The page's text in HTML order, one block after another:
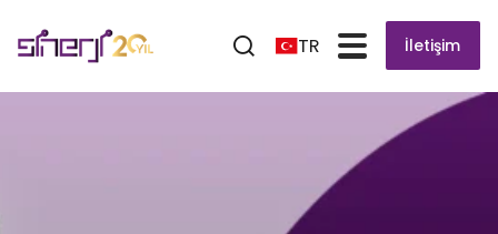
TR İletişim